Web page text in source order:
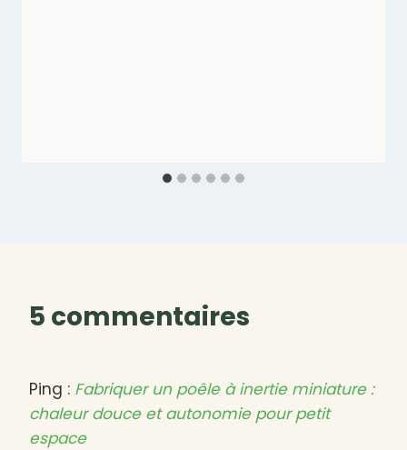
5 commentaires
Ping : Fabriquer un poêle à inertie miniature :
chaleur douce et autonomie pour petit
espace